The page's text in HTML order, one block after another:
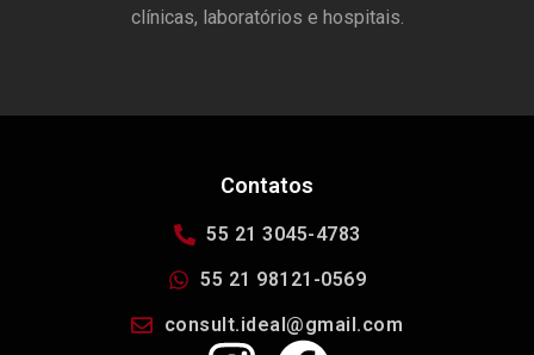
clínicas, laboratórios e hospitais.
Contatos
55 21 3045-4783
55 21 98121-0569
consult.ideal@gmail.com